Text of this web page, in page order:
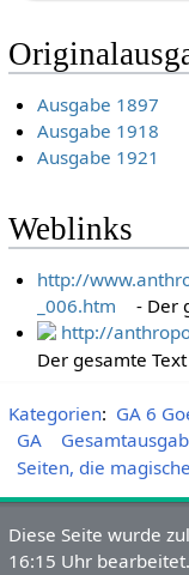
Ausgabe 1897
Ausgabe 1918
Ausgabe 1921
Weblinks
http://
_006.htm
- Der
http://
Der gesamte
Kategorien: GA 6
GA
Seiten, die
Diese Seite wurde
16:15 Uhr bearbeitet.